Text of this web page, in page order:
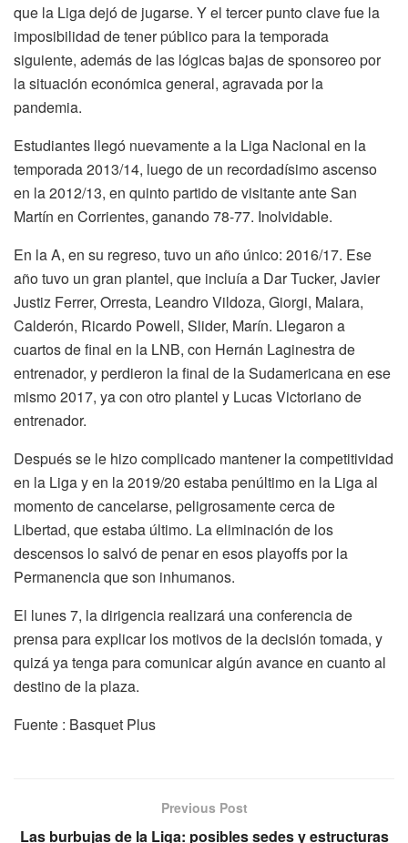
que la Liga dejó de jugarse. Y el tercer punto clave fue la
imposibilidad de tener público para la temporada
siguiente, además de las lógicas bajas de sponsoreo por
la situación económica general, agravada por la
pandemia.
Estudiantes llegó nuevamente a la Liga Nacional en la
temporada 2013/14, luego de un recordadísimo ascenso
en la 2012/13, en quinto partido de visitante ante San
Martín en Corrientes, ganando 78-77. Inolvidable.
En la A, en su regreso, tuvo un año único: 2016/17. Ese
año tuvo un gran plantel, que incluía a Dar Tucker, Javier
Justiz Ferrer, Orresta, Leandro Vildoza, Giorgi, Malara,
Calderón, Ricardo Powell, Slider, Marín. Llegaron a
cuartos de final en la LNB, con Hernán Laginestra de
entrenador, y perdieron la final de la Sudamericana en ese
mismo 2017, ya con otro plantel y Lucas Victoriano de
entrenador.
Después se le hizo complicado mantener la competitividad
en la Liga y en la 2019/20 estaba penúltimo en la Liga al
momento de cancelarse, peligrosamente cerca de
Libertad, que estaba último. La eliminación de los
descensos lo salvó de penar en esos playoffs por la
Permanencia que son inhumanos.
El lunes 7, la dirigencia realizará una conferencia de
prensa para explicar los motivos de la decisión tomada, y
quizá ya tenga para comunicar algún avance en cuanto al
destino de la plaza.
Fuente : Basquet Plus
Previous Post
Las burbujas de la Liga: posibles sedes y estructuras